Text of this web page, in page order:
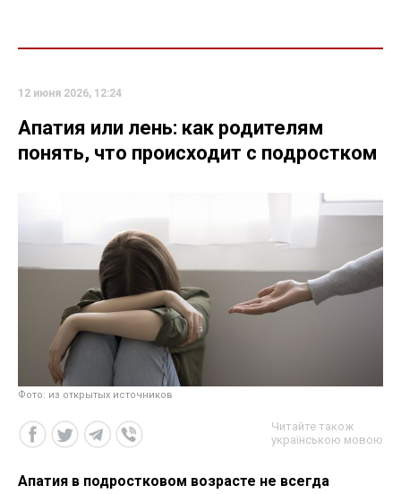
12 июня 2026, 12:24
Апатия или лень: как родителям
понять, что происходит с подростком
Фото: из открытых источников
Читайте також
українською мовою
Апатия в подростковом возрасте не всегда